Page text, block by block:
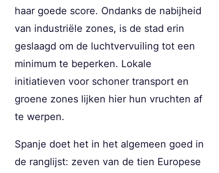
haar goede score. Ondanks de nabijheid
van industriële zones, is de stad erin
geslaagd om de luchtvervuiling tot een
minimum te beperken. Lokale
initiatieven voor schoner transport en
groene zones lijken hier hun vruchten af
te werpen.
Spanje doet het in het algemeen goed in
de ranglijst: zeven van de tien Europese